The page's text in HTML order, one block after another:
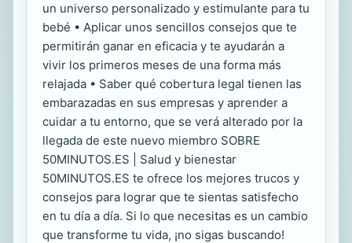
un universo personalizado y estimulante para tu
bebé • Aplicar unos sencillos consejos que te
permitirán ganar en eficacia y te ayudarán a
vivir los primeros meses de una forma más
relajada • Saber qué cobertura legal tienen las
embarazadas en sus empresas y aprender a
cuidar a tu entorno, que se verá alterado por la
llegada de este nuevo miembro SOBRE
50MINUTOS.ES | Salud y bienestar
50MINUTOS.ES te ofrece los mejores trucos y
consejos para lograr que te sientas satisfecho
en tu día a día. Si lo que necesitas es un cambio
que transforme tu vida, ¡no sigas buscando!